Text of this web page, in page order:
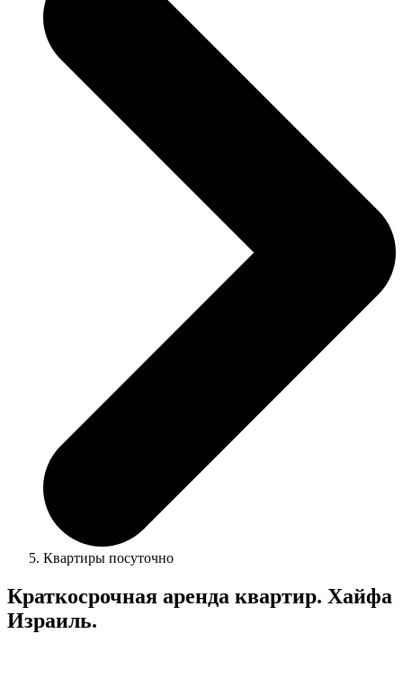
Квартиры посуточно
Краткосрочная аренда квартир. Хайфа
Израиль.